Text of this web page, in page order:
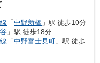
「中野新橋 」駅 徒歩10分
」駅 徒歩18分
「中野富士見町 」駅 徒歩